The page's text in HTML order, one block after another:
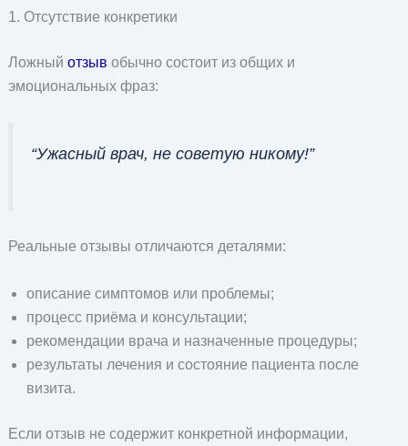
1. Отсутствие конкретики
Ложный отзыв обычно состоит из общих и
эмоциональных фраз:
“Ужасный врач, не советую никому!”
Реальные отзывы отличаются деталями:
описание симптомов или проблемы;
процесс приёма и консультации;
рекомендации врача и назначенные процедуры;
результаты лечения и состояние пациента после
визита.
Если отзыв не содержит конкретной информации,